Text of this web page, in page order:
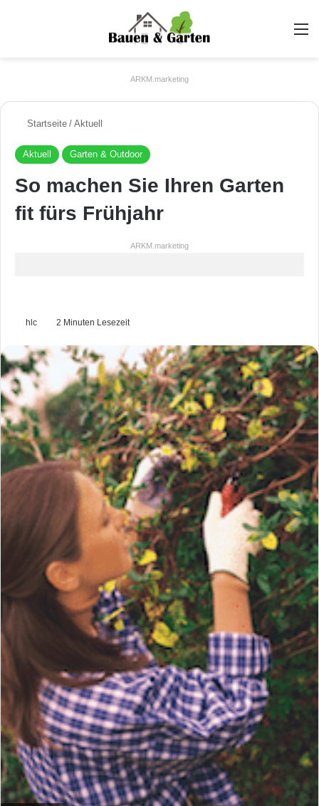
ARKM.marketing
Startseite / Aktuell
Aktuell Garten & Outdoor
So machen Sie Ihren Garten
fit fürs Frühjahr
ARKM.marketing
hlc 2 Minuten Lesezeit